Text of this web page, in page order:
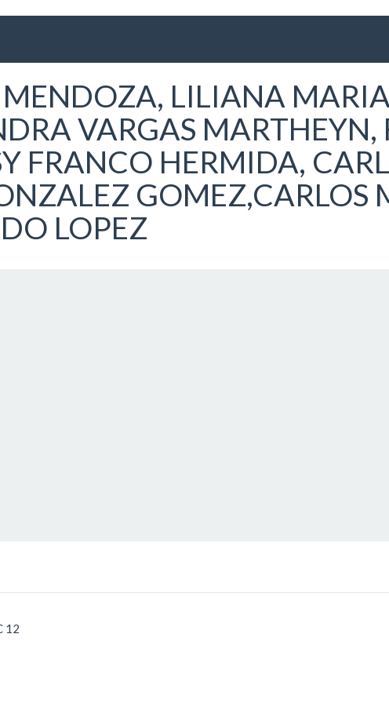
LILIANA
VARGAS MARTHEYN,
FRANCO HERMIDA,
GOMEZ,CARLOS
LOPEZ
12